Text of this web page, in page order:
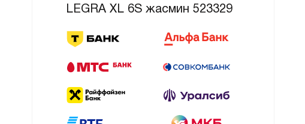
LEGRA XL 6S жасмин 523329